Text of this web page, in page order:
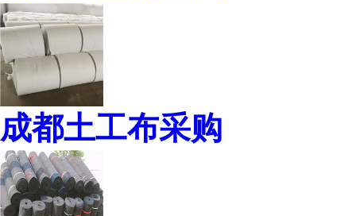
成都土工布采购